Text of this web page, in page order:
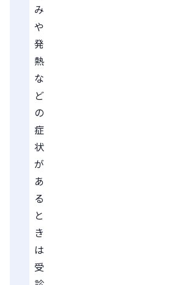
み
や
発
熱
な
ど
の
症
状
が
あ
る
と
き
は
受